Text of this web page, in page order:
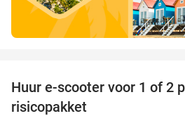
Huur e-scooter voor 1 of 2
risicopakket